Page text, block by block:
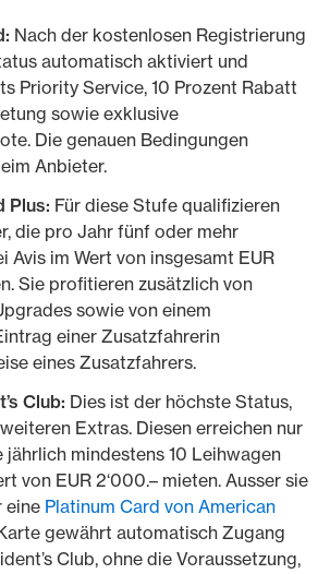
Nach der kostenlosen Registrierung
automatisch aktiviert und
Priority Service, 10 Prozent Rabatt
sowie exklusive
Die genauen Bedingungen
Anbieter.
Plus: Für diese Stufe qualifizieren
die pro Jahr fünf oder mehr
Avis im Wert von insgesamt EUR
Sie profitieren zusätzlich von
sowie von einem
einer Zusatzfahrerin
eines Zusatzfahrers.
Club: Dies ist der höchste Status,
Extras. Diesen erreichen nur
jährlich mindestens 10 Leihwagen
von EUR 2‘000.– mieten. Ausser sie
eine Platinum Card von American
gewährt automatisch Zugang
Club, ohne die Voraussetzung,